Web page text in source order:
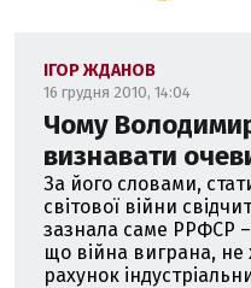
У 2005-2007 роках
Центрального
"Наша Україна".
З травня 2008 року -
"Відкрита політика".
З грудня 2014 року -
ІГОР ЖДАНОВ
16 грудня 2010, 14:04
Чому
визнавати
За його словами,
світової війни
зазнала саме РРФСР
що війна виграна, не
рахунок